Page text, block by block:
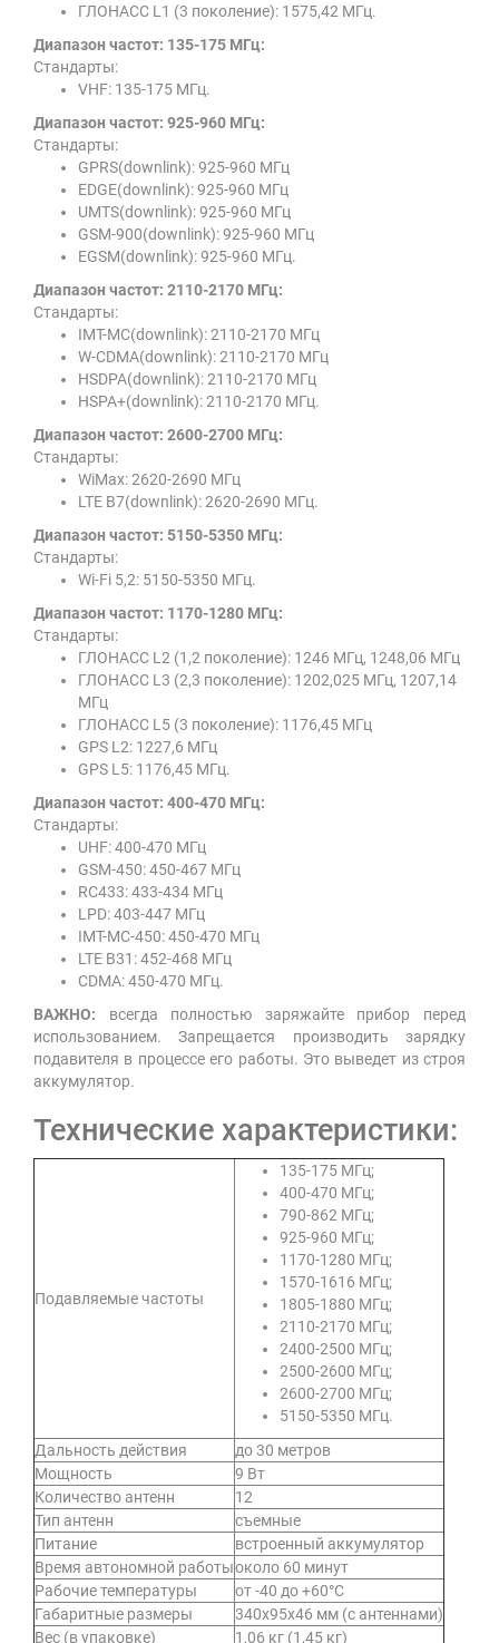
ГЛОНАСС L1 (3 поколение): 1575,42 МГц.
Диапазон частот: 135-175 МГц:
Стандарты:
VHF: 135-175 МГц.
Диапазон частот: 925-960 МГц:
Стандарты:
GPRS(downlink): 925-960 МГц
EDGE(downlink): 925-960 МГц
UMTS(downlink): 925-960 МГц
GSM-900(downlink): 925-960 МГц
EGSM(downlink): 925-960 МГц.
Диапазон частот: 2110-2170 МГц:
Стандарты:
IMT-MC(downlink): 2110-2170 МГц
W-CDMA(downlink): 2110-2170 МГц
HSDPA(downlink): 2110-2170 МГц
HSPA+(downlink): 2110-2170 МГц.
Диапазон частот: 2600-2700 МГц:
Стандарты:
WiMax: 2620-2690 МГц
LTE B7(downlink): 2620-2690 МГц.
Диапазон частот: 5150-5350 МГц:
Стандарты:
Wi-Fi 5,2: 5150-5350 МГц.
Диапазон частот: 1170-1280 МГц:
Стандарты:
ГЛОНАСС L2 (1,2 поколение): 1246 МГц, 1248,06 МГц
ГЛОНАСС L3 (2,3 поколение): 1202,025 МГц, 1207,14
МГц
ГЛОНАСС L5 (3 поколение): 1176,45 МГц
GPS L2: 1227,6 МГц
GPS L5: 1176,45 МГц.
Диапазон частот: 400-470 МГц:
Стандарты:
UHF: 400-470 МГц
GSM-450: 450-467 МГц
RC433: 433-434 МГц
LPD: 403-447 МГц
IMT-MC-450: 450-470 МГц
LTE B31: 452-468 МГц
CDMA: 450-470 МГц.
ВАЖНО: всегда полностью заряжайте прибор перед
использованием. Запрещается производить зарядку
подавителя в процессе его работы. Это выведет из строя
аккумулятор.
Технические характеристики:
Подавляемые частоты
135-175 МГц;
400-470 МГц;
790-862 МГц;
925-960 МГц;
1170-1280 МГц;
1570-1616 МГц;
1805-1880 МГц;
2110-2170 МГц;
2400-2500 МГц;
2500-2600 МГц;
2600-2700 МГц;
5150-5350 МГц.
Дальность действия
до 30 метров
Мощность
9 Вт
Количество антенн
12
Тип антенн
съемные
Питание
встроенный аккумулятор
Время автономной работыоколо 60 минут
Рабочие температуры
от -40 до +60°C
Габаритные размеры
340x95x46 мм (с антеннами)
Вес (в упаковке)
1,06 кг (1,45 кг)